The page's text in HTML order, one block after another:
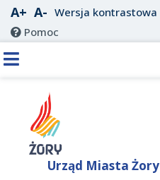
A+ A- Wersja kontrastowa
Pomoc
Urząd Miasta Żory